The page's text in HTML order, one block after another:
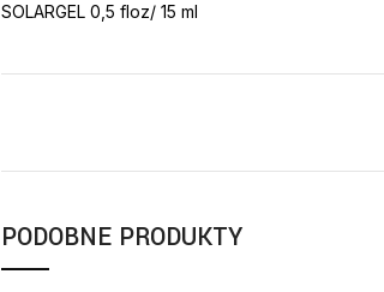
SOLARGEL 0,5 floz/ 15 ml
PODOBNE PRODUKTY